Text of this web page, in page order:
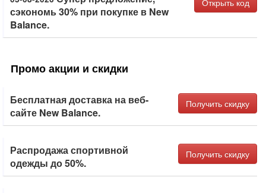
сэкономь 30% при покупке в New
Balance.
Открыть код
Промо акции и скидки
Бесплатная доставка на веб-
сайте New Balance.
Получить скидку
Распродажа спортивной
одежды до 50%.
Получить скидку